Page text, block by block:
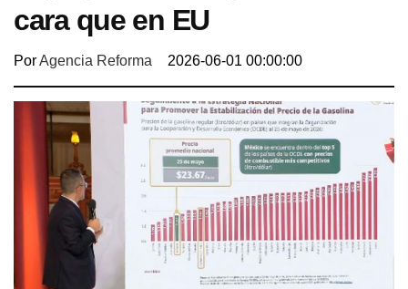
cara que en EU
PorAgencia Reforma 2026-06-01 00:00:00